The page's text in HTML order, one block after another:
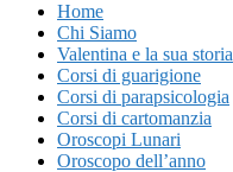
Home
Chi Siamo
Valentina e la sua storia
Corsi di guarigione
Corsi di parapsicologia
Corsi di cartomanzia
Oroscopi Lunari
Oroscopo dell’anno